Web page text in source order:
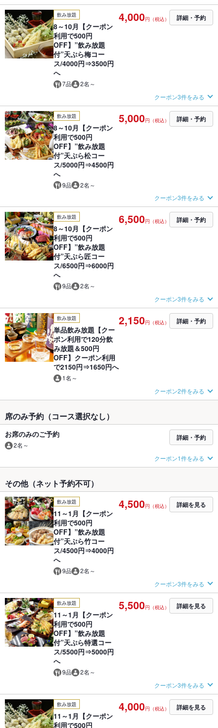
飲み放題
8～10月【クーポン
利用で500円
OFF】”飲み放題
付”天ぷら梅コー
ス/4000円⇒3500円
へ
7品 2名～
4,000円（税込） 詳細・予約
クーポン3件をみる
飲み放題
8～10月【クーポン
利用で500円
OFF】”飲み放題
付”天ぷら松コー
ス/5000円⇒4500円
へ
9品 2名～
5,000円（税込） 詳細・予約
クーポン3件をみる
飲み放題
8～10月【クーポン
利用で500円
OFF】”飲み放題
付”天ぷら匠コー
ス/6500円⇒6000円
へ
9品 2名～
6,500円（税込） 詳細・予約
クーポン3件をみる
飲み放題
単品飲み放題【クー
ポン利用で120分飲
み放題＆500円
OFF】クーポン利用
で2150円⇒1650円へ
1名～
2,150円（税込） 詳細・予約
クーポン2件をみる
席のみ予約（コース選択なし）
お席のみのご予約
2名～
詳細・予約
クーポン1件をみる
その他（ネット予約不可）
飲み放題
11～1月【クーポン
利用で500円
OFF】”飲み放題
付”天ぷら竹コー
ス/4500円⇒4000円
へ
9品 2名～
4,500円（税込） 詳細を見る
クーポン3件をみる
飲み放題
11～1月【クーポン
利用で500円
OFF】”飲み放題
付”天ぷら特選コー
ス/5500円⇒5000円
へ
9品 2名～
5,500円（税込） 詳細を見る
クーポン3件をみる
飲み放題
11～1月【クーポン
利用で500円
4,000円（税込） 詳細を見る